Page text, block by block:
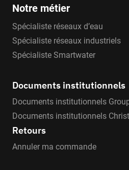
Notre métier
Spécialiste réseaux d’eau
Spécialiste réseaux industriels
Spécialiste Smartwater
Documents institutionnels
Documents institutionnels
Documents institutionnels
Retours
Annuler ma commande